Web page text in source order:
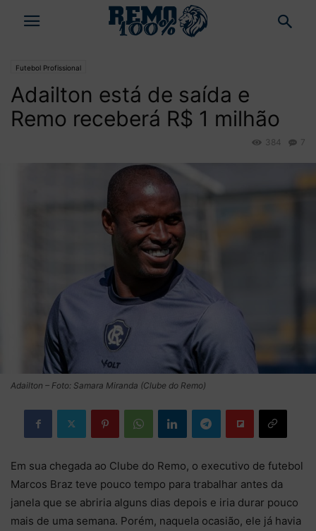
Futebol Profissional
Adailton está de saída e
Remo receberá R$ 1 milhão
7
384
Adailton – Foto: Samara Miranda (Clube do Remo)
Em sua chegada ao Clube do Remo, o executivo de futebol
Marcos Braz teve pouco tempo para trabalhar antes da
janela que se abriria alguns dias depois e iria durar pouco
mais de uma semana. Porém, naquela ocasião, ele já havia